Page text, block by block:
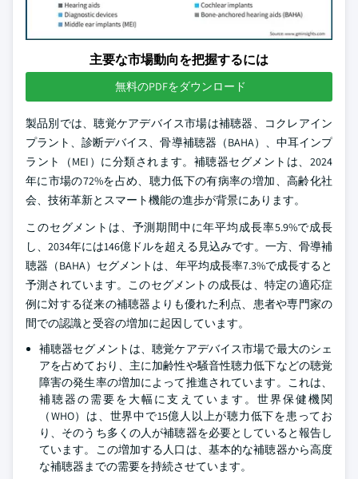
主要な市場動向を把握するには
無料のPDFをダウンロード
製品別では、聴覚ケアデバイス市場は補聴器、コクレアイン
プラント、診断デバイス、骨導補聴器（BAHA）、中耳インプ
ラント（MEI）に分類されます。補聴器セグメントは、2024
年に市場の72%を占め、聴力低下の有病率の増加、高齢化社
会、技術革新とスマート機能の進歩が背景にあります。
このセグメントは、予測期間中に年平均成長率5.9%で成長
し、2034年には146億ドルを超える見込みです。一方、骨導補
聴器（BAHA）セグメントは、年平均成長率7.3%で成長すると
予測されています。このセグメントの成長は、特定の適応症
例に対する従来の補聴器よりも優れた利点、患者や専門家の
間での認識と受容の増加に起因しています。
補聴器セグメントは、聴覚ケアデバイス市場で最大のシェ
アを占めており、主に加齢性や騒音性聴力低下などの聴覚
障害の発生率の増加によって推進されています。これは、
補聴器の需要を大幅に支えています。世界保健機関
（WHO）は、世界中で15億人以上が聴力低下を患ってお
り、そのうち多くの人が補聴器を必要としていると報告し
ています。この増加する人口は、基本的な補聴器から高度
な補聴器までの需要を持続させています。